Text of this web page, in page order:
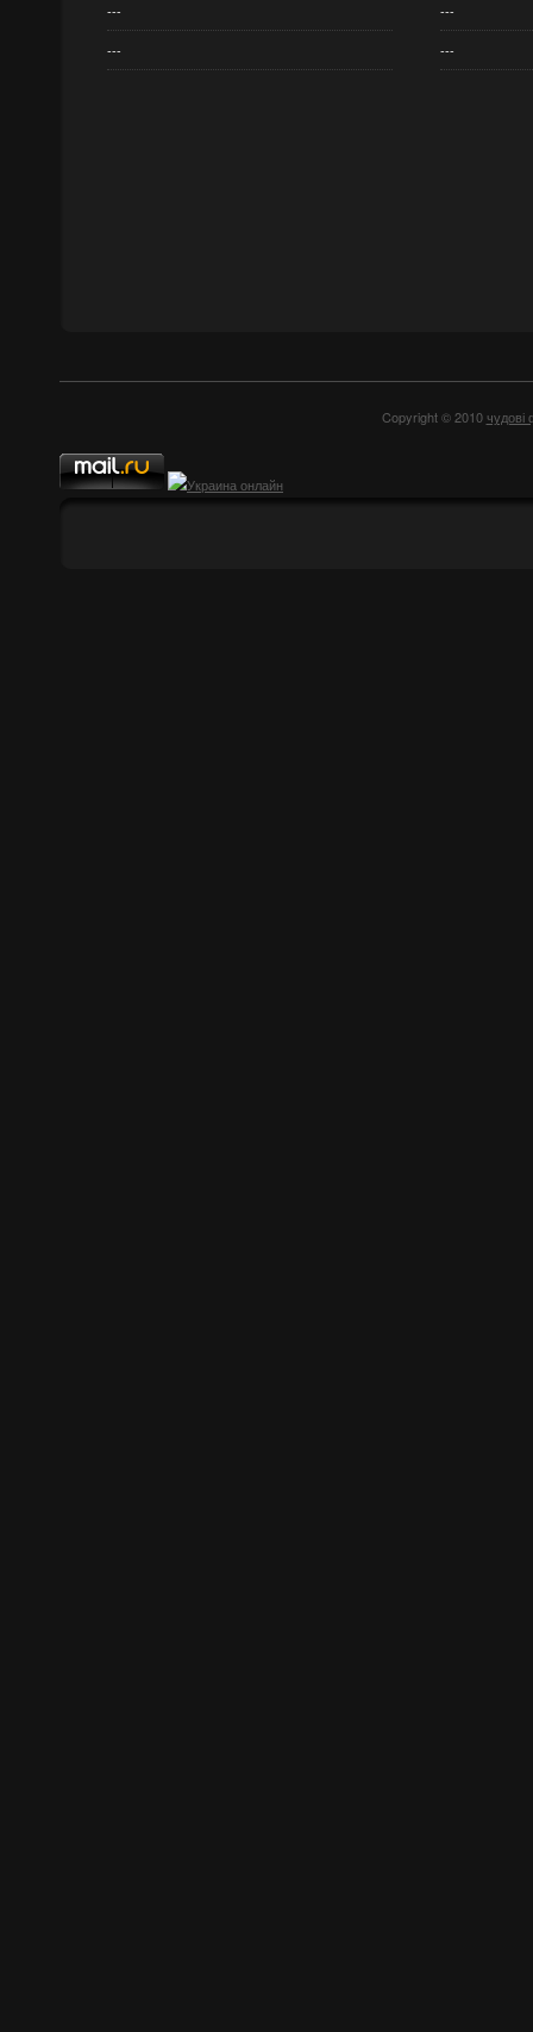
---
---
---
---
Copyright © 2010чудові